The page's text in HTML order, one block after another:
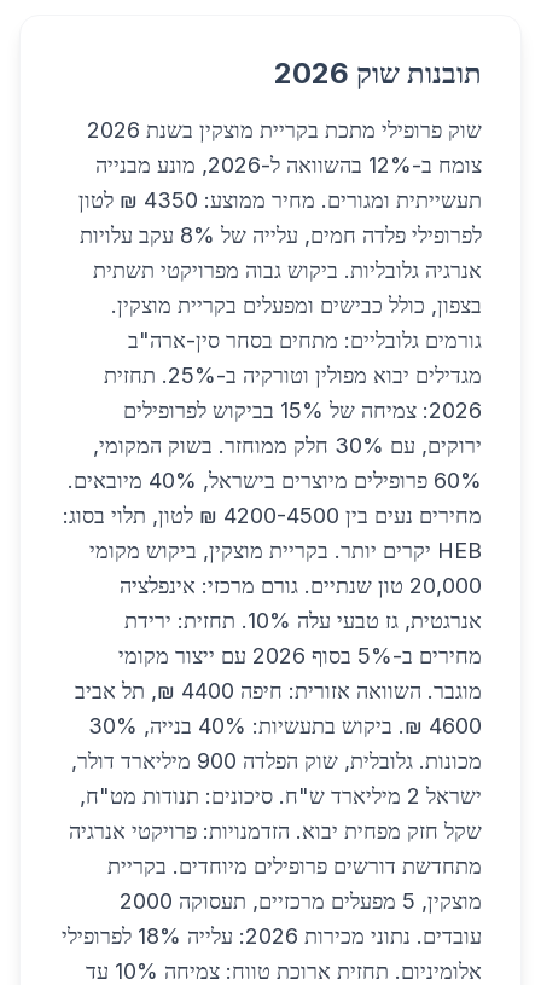
תובנות שוק 2026
שוק פרופילי מתכת בקריית מוצקין בשנת 2026
צומח ב-12% בהשוואה ל-2026, מונע מבנייה
תעשייתית ומגורים. מחיר ממוצע: 4350 ₪ לטון
לפרופילי פלדה חמים, עלייה של 8% עקב עלויות
אנרגיה גלובליות. ביקוש גבוה מפרויקטי תשתית
בצפון, כולל כבישים ומפעלים בקריית מוצקין.
גורמים גלובליים: מתחים בסחר סין-ארה"ב
מגדילים יבוא מפולין וטורקיה ב-25%. תחזית
2026: צמיחה של 15% בביקוש לפרופילים
ירוקים, עם 30% חלק ממוחזר. בשוק המקומי,
60% פרופילים מיוצרים בישראל, 40% מיובאים.
מחירים נעים בין 4200-4500 ₪ לטון, תלוי בסוג:
HEB יקרים יותר. בקריית מוצקין, ביקוש מקומי
20,000 טון שנתיים. גורם מרכזי: אינפלציה
אנרגטית, גז טבעי עלה 10%. תחזית: ירידת
מחירים ב-5% בסוף 2026 עם ייצור מקומי
מוגבר. השוואה אזורית: חיפה 4400 ₪, תל אביב
4600 ₪. ביקוש בתעשיות: 40% בנייה, 30%
מכונות. גלובלית, שוק הפלדה 900 מיליארד דולר,
ישראל 2 מיליארד ש"ח. סיכונים: תנודות מט"ח,
שקל חזק מפחית יבוא. הזדמנויות: פרויקטי אנרגיה
מתחדשת דורשים פרופילים מיוחדים. בקריית
מוצקין, 5 מפעלים מרכזיים, תעסוקה 2000
עובדים. נתוני מכירות 2026: עלייה 18% לפרופילי
אלומיניום. תחזית ארוכת טווח: צמיחה 10% עד